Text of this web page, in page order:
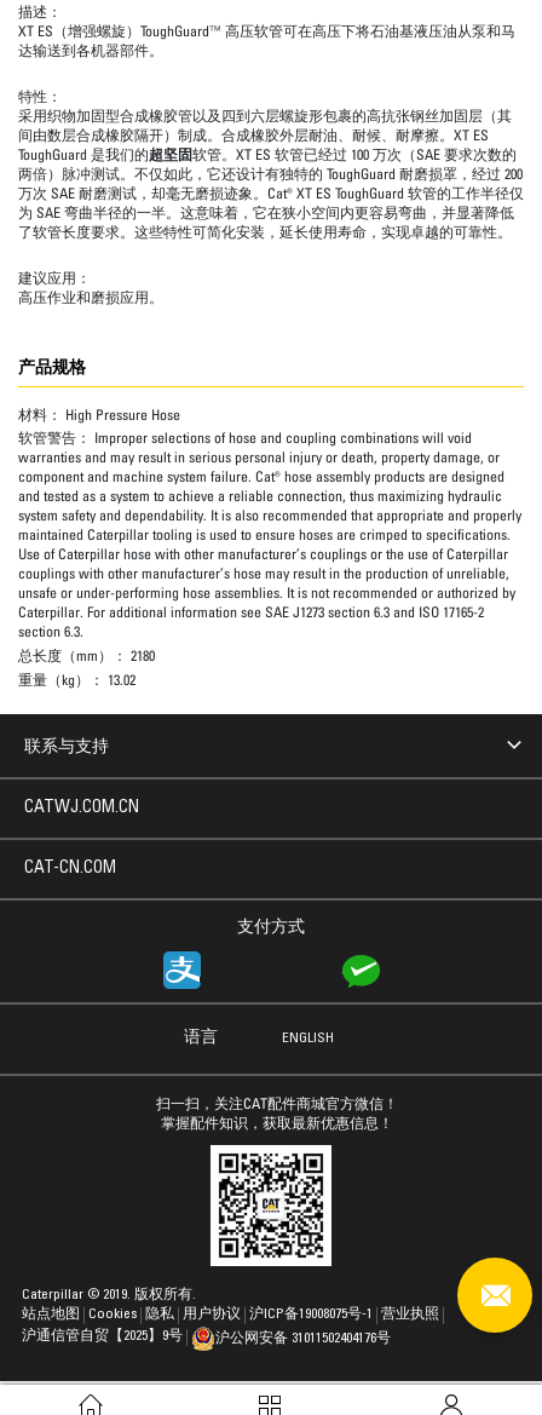
描述：
XT ES（增强螺旋）ToughGuard™ 高压软管可在高压下将石油基液压油从泵和马
达输送到各机器部件。
特性：
采用织物加固型合成橡胶管以及四到六层螺旋形包裹的高抗张钢丝加固层（其
间由数层合成橡胶隔开）制成。合成橡胶外层耐油、耐候、耐摩擦。XT ES
ToughGuard 是我们的超坚固软管。XT ES 软管已经过 100 万次（SAE 要求次数的
两倍）脉冲测试。不仅如此，它还设计有独特的 ToughGuard 耐磨损罩，经过 200
万次 SAE 耐磨测试，却毫无磨损迹象。Cat® XT ES ToughGuard 软管的工作半径仅
为 SAE 弯曲半径的一半。这意味着，它在狭小空间内更容易弯曲，并显著降低
了软管长度要求。这些特性可简化安装，延长使用寿命，实现卓越的可靠性。
建议应用：
高压作业和磨损应用。
产品规格
材料： High Pressure Hose
软管警告： Improper selections of hose and coupling combinations will void
warranties and may result in serious personal injury or death, property damage, or
component and machine system failure. Cat® hose assembly products are designed
and tested as a system to achieve a reliable connection, thus maximizing hydraulic
system safety and dependability. It is also recommended that appropriate and properly
maintained Caterpillar tooling is used to ensure hoses are crimped to specifications.
Use of Caterpillar hose with other manufacturer’s couplings or the use of Caterpillar
couplings with other manufacturer’s hose may result in the production of unreliable,
unsafe or under-performing hose assemblies. It is not recommended or authorized by
Caterpillar. For additional information see SAE J1273 section 6.3 and ISO 17165-2
section 6.3.
总长度（mm）： 2180
重量（kg）： 13.02
联系与支持
支付方式
CATWJ.COM.CN
CAT-CN.COM
语言 ENGLISH
扫一扫，关注CAT配件商城官方微信！
掌握配件知识，获取最新优惠信息！
站点地图 Cookies 隐私 用户协议
Caterpillar © 2019. 版权所有.
沪ICP备19008075号-1
营业执照
沪通信管自贸【2025】9号
沪公网安备 31011502404176号